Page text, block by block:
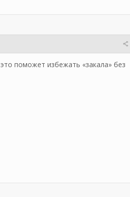
поможет избежать «закала» без